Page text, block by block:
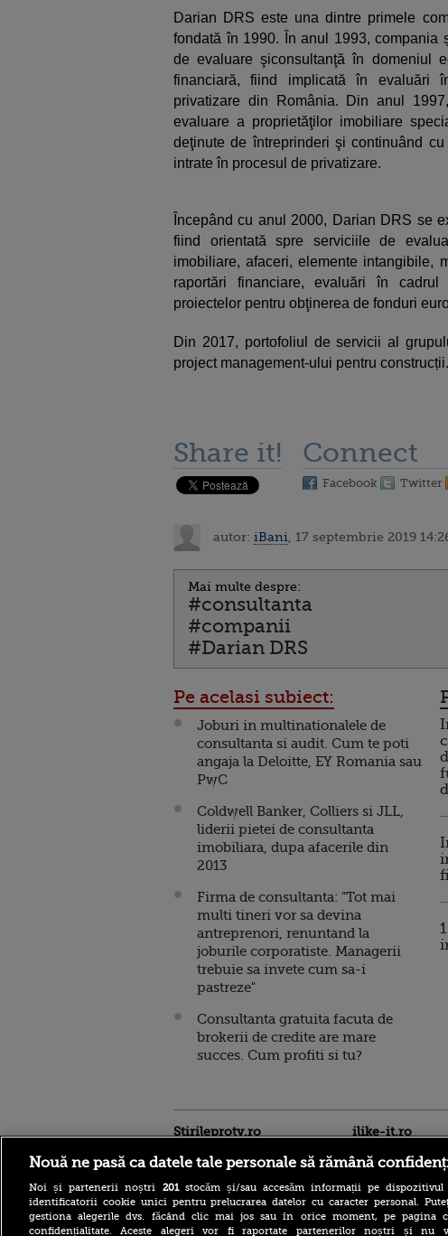
Darian DRS este una dintre primele
fondată în 1990. În anul 1993, compania
de evaluare şiconsultanţă în domeniul
financiară, fiind implicată în evaluări
privatizare din România. Din anul
evaluare a proprietăţilor imobiliare
deţinute de întreprinderi şi continuând
intrate în procesul de privatizare.
Începând cu anul 2000, Darian DRS se
fiind orientată spre serviciile de
imobiliare, afaceri, elemente intangibile,
raportări financiare, evaluări în
proiectelor pentru obţinerea de fonduri
Din 2017, portofoliul de servicii al
project management-ului pentru construcții.
Share it! Connect
Facebook Twitter
autor: iBani , 17 septembrie 2019
Mai multe despre:
#consultanta
#companii
#Darian DRS
Pe acelasi subiect:
Joburi in multinationalele de
consultanta si audit. Cum te poti
angaja la Deloitte, EY Romania sau
PwC
Coldwell Banker, Colliers si JLL,
liderii pietei de consultanta
imobiliara, dupa afacerile din
2013
Firma de consultanta: "Tot mai
multi tineri vor sa devina
antreprenori, renuntand la
joburile corporatiste. Managerii
trebuie sa invete cum sa-i
pastreze"
Consultanta gratuita facuta de
brokerii de credite are mare
succes. Cum profiti si tu?
Stirileprotv.ro ilike-it.ro
Nouă ne pasă ca datele tale personale să rămână
Noi și partenerii noștri 201stocăm și/sau accesăm informații pe dispozitivul
identificatorii cookie unici pentru prelucrarea datelor cu caracter personal.
gestiona alegerile dvs. făcând clic mai jos sau în orice moment, pe pagina
confidențialitate. Aceste alegeri vor fi raportate partenerilor noștri și nu